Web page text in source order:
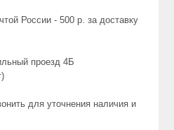
России - 500 р. за доставку
проезд 4Б
для уточнения наличия и